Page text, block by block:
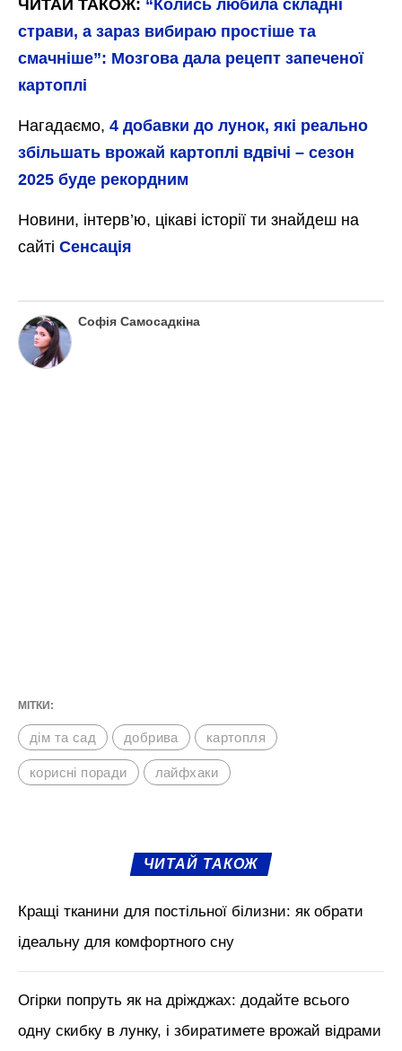
ЧИТАЙ ТАКОЖ: “Колись любила складні
страви, а зараз вибираю простіше та
смачніше”: Мозгова дала рецепт запеченої
картоплі
Нагадаємо, 4 добавки до лунок, які реально
збільшать врожай картоплі вдвічі – сезон
2025 буде рекордним
Новини, інтерв’ю, цікаві історії ти знайдеш на
сайті Сенсація
Софія Самосадкіна
МІТКИ:
дім та сад добрива картопля
корисні поради лайфхаки
ЧИТАЙ ТАКОЖ
Кращі тканини для постільної білизни: як обрати
ідеальну для комфортного сну
Огірки попруть як на дріжджах: додайте всього
одну скибку в лунку, і збиратимете врожай відрами